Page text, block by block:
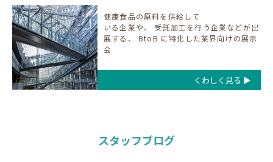
健康⾷品の原料を供給して
いる企業や、
受託加⼯を⾏う企業などが出
展する、
BtoB に特化した業界向けの展⽰
会
くわしく見る ▶
スタッフブログ